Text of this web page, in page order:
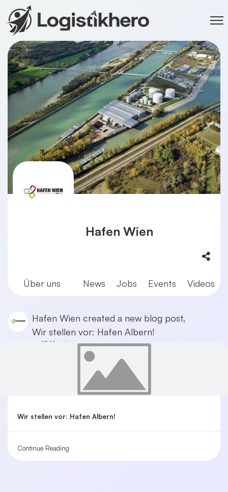
Hafen Wien
Über uns News Jobs Events Videos
Hafen Wien created a new blog post,
Wir stellen vor: Hafen Albern!
vor 10 Monaten
Wir stellen vor: Hafen Albern!
Continue Reading